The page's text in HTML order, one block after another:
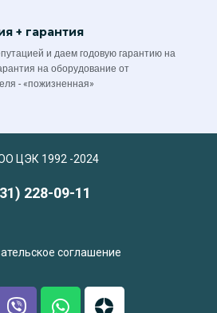
+ гарантия
и даем годовую гарантию на
на оборудование от
- «пожизненная»
ЦЭК 1992 -2024
228-09-11
соглашение